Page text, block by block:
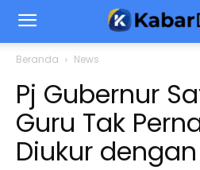
Beranda News
Pj Gubernur
Guru Tak
Diukur